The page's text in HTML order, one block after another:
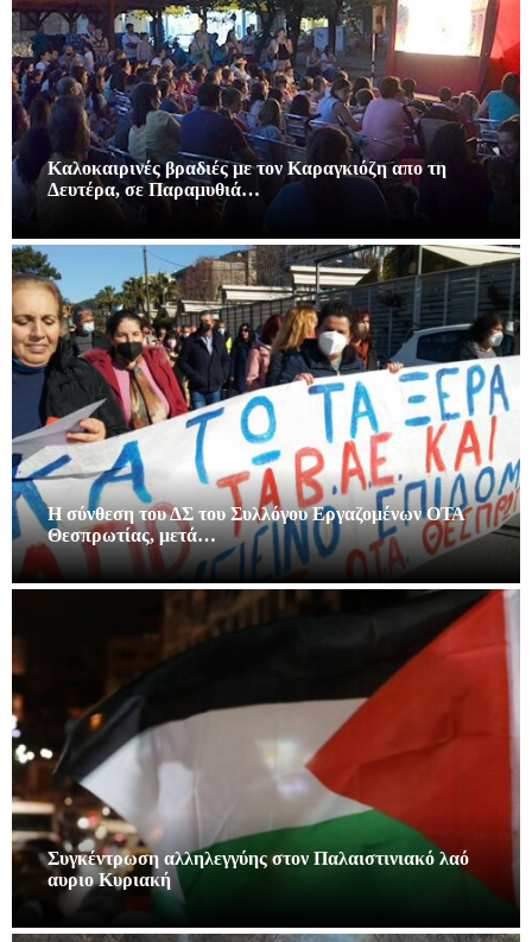
Καλοκαιρινές βραδιές με τον Καραγκιόζη απο τη
Δευτέρα, σε Παραμυθιά…
Η σύνθεση του ΔΣ του Συλλόγου Εργαζομένων ΟΤΑ
Θεσπρωτίας, μετά…
Συγκέντρωση αλληλεγγύης στον Παλαιστινιακό λαό
αυριο Κυριακή